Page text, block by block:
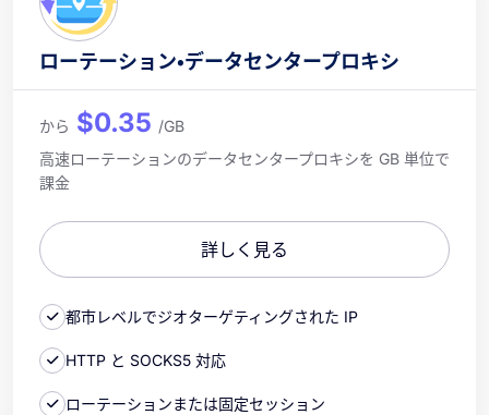
ローテーション・データセンタープロキシ
から $0.35 /GB
高速ローテーションのデータセンタープロキシを GB 単位で
課金
詳しく見る
都市レベルでジオターゲティングされた IP
HTTP と SOCKS5 対応
ローテーションまたは固定セッション